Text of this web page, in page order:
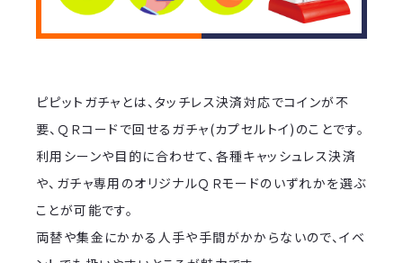
ピピットガチャとは、タッチレス決済対応でコインが不
要、ＱＲコードで回せるガチャ(カプセルトイ)のことです。
利用シーンや目的に合わせて、各種キャッシュレス決済
や、ガチャ専用のオリジナルＱＲモードのいずれかを選ぶ
ことが可能です。
両替や集金にかかる人手や手間がかからないので、イベ